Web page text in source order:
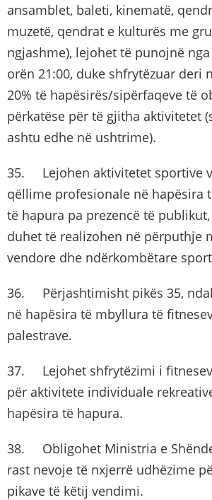
ansamblet, baleti, kinematë,
muzetë, qendrat e kulturës me
ngjashme), lejohet të punojnë
orën 21:00, duke shfrytëzuar deri
20% të hapësirës/sipërfaqeve të
përkatëse për të gjitha aktivitetet
ashtu edhe në ushtrime).
35. Lejohen aktivitetet sportive
qëllime profesionale në hapësira
të hapura pa prezencë të
duhet të realizohen në përputhje
vendore dhe ndërkombëtare
36. Përjashtimisht pikës 35,
në hapësira të mbyllura të
palestrave.
37. Lejohet shfrytëzimi i
për aktivitete individuale
hapësira të hapura.
38. Obligohet Ministria e
rast nevoje të nxjerrë udhëzime
pikave të këtij vendimi.